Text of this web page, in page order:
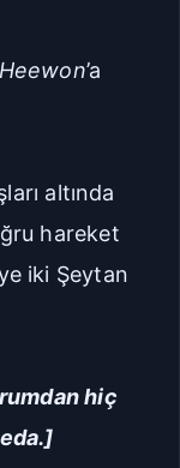
’a
altında
hareket
iki Şeytan
hiç